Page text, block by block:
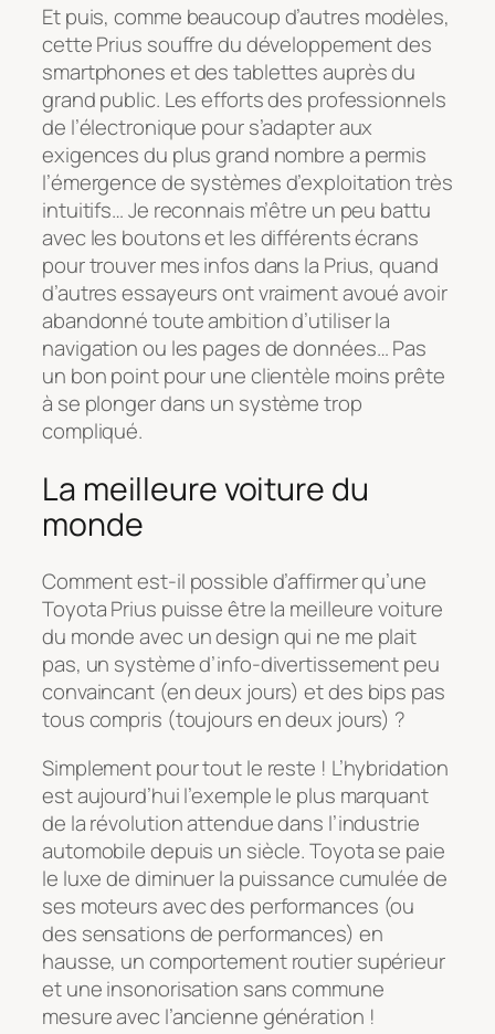
Et puis, comme beaucoup d’autres modèles,
cette Prius souffre du développement des
smartphones et des tablettes auprès du
grand public. Les efforts des professionnels
de l’électronique pour s’adapter aux
exigences du plus grand nombre a permis
l’émergence de systèmes d’exploitation très
intuitifs… Je reconnais m’être un peu battu
avec les boutons et les différents écrans
pour trouver mes infos dans la Prius, quand
d’autres essayeurs ont vraiment avoué avoir
abandonné toute ambition d’utiliser la
navigation ou les pages de données… Pas
un bon point pour une clientèle moins prête
à se plonger dans un système trop
compliqué.
La meilleure voiture du
monde
Comment est-il possible d’affirmer qu’une
Toyota Prius puisse être la meilleure voiture
du monde avec un design qui ne me plait
pas, un système d’info-divertissement peu
convaincant (en deux jours) et des bips pas
tous compris (toujours en deux jours) ?
Simplement pour tout le reste ! L’hybridation
est aujourd’hui l’exemple le plus marquant
de la révolution attendue dans l’industrie
automobile depuis un siècle. Toyota se paie
le luxe de diminuer la puissance cumulée de
ses moteurs avec des performances (ou
des sensations de performances) en
hausse, un comportement routier supérieur
et une insonorisation sans commune
mesure avec l’ancienne génération !